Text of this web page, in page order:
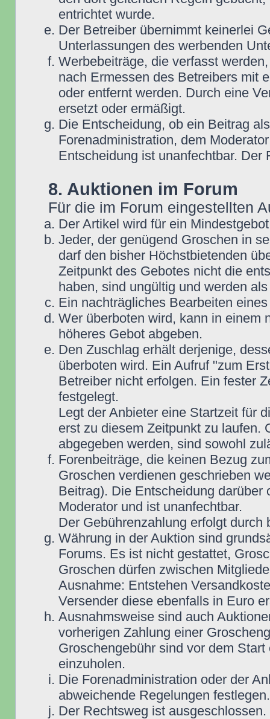
entrichtet wurde.
Der Betreiber übernimmt keinerlei
Unterlassungen des werbenden
Werbebeiträge, die verfasst
nach Ermessen des Betreibers mit
oder entfernt werden. Durch eine
ersetzt oder ermäßigt.
Die Entscheidung, ob ein Beitrag
Forenadministration, dem
Entscheidung ist unanfechtbar.
8. Auktionen im Forum
Für die im Forum eingestellten
Der Artikel wird für ein
Jeder, der genügend Groschen in
darf den bisher Höchstbietenden
Zeitpunkt des Gebotes nicht die
haben, sind ungültig und werden
Ein nachträgliches Bearbeiten
Wer überboten wird, kann in einem
höheres Gebot abgeben.
Den Zuschlag erhält derjenige,
überboten wird. Ein Aufruf "zum
Betreiber nicht erfolgen. Ein fester
festgelegt.
Legt der Anbieter eine Startzeit für
erst zu diesem Zeitpunkt zu laufen.
abgegeben werden, sind sowohl
Forenbeiträge, die keinen Bezug
Groschen verdienen geschrieben
Beitrag). Die Entscheidung darüber
Moderator und ist unanfechtbar.
Der Gebührenzahlung erfolgt durch
Währung in der Auktion sind
Forums. Es ist nicht gestattet,
Groschen dürfen zwischen
Ausnahme: Entstehen
Versender diese ebenfalls in Euro
Ausnahmsweise sind auch
vorherigen Zahlung einer
Groschengebühr sind vor dem
einzuholen.
Die Forenadministration oder der
abweichende Regelungen festlegen.
Der Rechtsweg ist ausgeschlossen.